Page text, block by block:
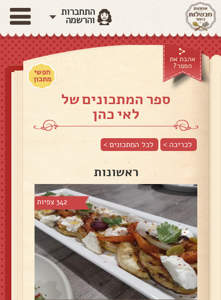
התחברות
והרשמה
אהבת את
הספר?
חפשי
מתכון
ספר המתכונים של
לאי כהן
לכריכה > לכל המתכונים >
ראשונות
342 צפיות